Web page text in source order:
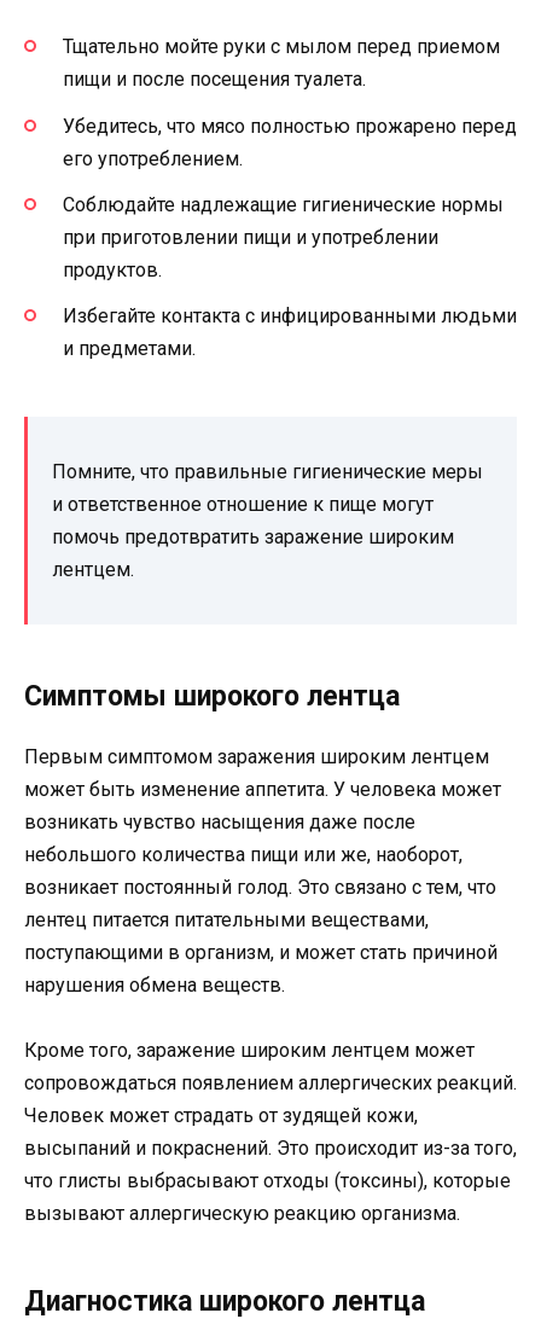
Тщательно мойте руки с мылом перед приемом
пищи и после посещения туалета.
Убедитесь, что мясо полностью прожарено перед
его употреблением.
Соблюдайте надлежащие гигиенические нормы
при приготовлении пищи и употреблении
продуктов.
Избегайте контакта с инфицированными людьми
и предметами.
Помните, что правильные гигиенические меры
и ответственное отношение к пище могут
помочь предотвратить заражение широким
лентцем.
Симптомы широкого лентца
Первым симптомом заражения широким лентцем
может быть изменение аппетита. У человека может
возникать чувство насыщения даже после
небольшого количества пищи или же, наоборот,
возникает постоянный голод. Это связано с тем, что
лентец питается питательными веществами,
поступающими в организм, и может стать причиной
нарушения обмена веществ.
Кроме того, заражение широким лентцем может
сопровождаться появлением аллергических реакций.
Человек может страдать от зудящей кожи,
высыпаний и покраснений. Это происходит из-за того,
что глисты выбрасывают отходы (токсины), которые
вызывают аллергическую реакцию организма.
Диагностика широкого лентца